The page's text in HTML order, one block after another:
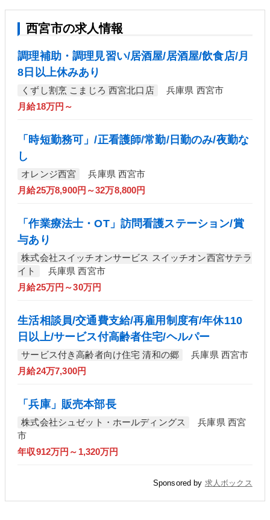
西宮市の求人情報
調理補助・調理見習い/居酒屋/居酒屋/飲食店/月
8日以上休みあり
くずし割烹 こまじろ 西宮北口店
兵庫県 西宮市
月給18万円～
「時短勤務可」/正看護師/常勤/日勤のみ/夜勤な
し
オレンジ西宮
兵庫県 西宮市
月給25万8,900円～32万8,800円
「作業療法士・OT」訪問看護ステーション/賞
与あり
株式会社スイッチオンサービス スイッチオン西宮サテラ
イト
兵庫県 西宮市
月給25万円～30万円
生活相談員/交通費支給/再雇用制度有/年休110
日以上/サービス付高齢者住宅/ヘルパー
サービス付き高齢者向け住宅 清和の郷
兵庫県 西宮市
月給24万7,300円
「兵庫」販売本部長
株式会社シュゼット・ホールディングス
兵庫県 西宮
市
年収912万円～1,320万円
Sponsored by 求人ボックス